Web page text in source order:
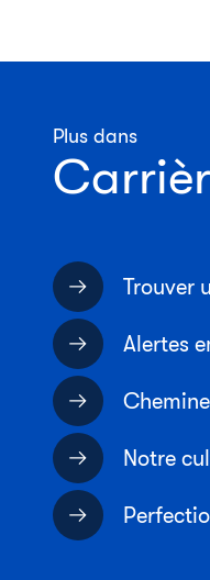
Plus dans
Trouver
Alertes
Notre